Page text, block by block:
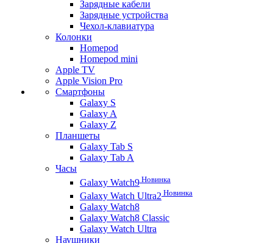
Зарядные кабели
Зарядные устройства
Чехол-клавиатура
Колонки
Homepod
Homepod mini
Apple TV
Apple Vision Pro
Смартфоны
Galaxy S
Galaxy A
Galaxy Z
Планшеты
Galaxy Tab S
Galaxy Tab A
Часы
Galaxy Watch9 Новинка
Galaxy Watch Ultra2 Новинка
Galaxy Watch8
Galaxy Watch8 Classic
Galaxy Watch Ultra
Наушники